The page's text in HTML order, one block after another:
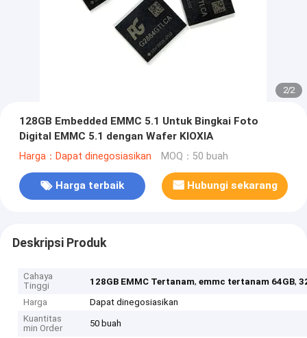
2/2
128GB Embedded EMMC 5.1 Untuk Bingkai Foto
Digital EMMC 5.1 dengan Wafer KIOXIA
Harga：Dapat dinegosiasikan MOQ：50 buah
Harga terbaik Hubungi sekarang
Deskripsi Produk
Cahaya
Tinggi
128GB EMMC Tertanam,emmc tertanam 64GB,
Harga
Dapat dinegosiasikan
Kuantitas
min Order
50 buah